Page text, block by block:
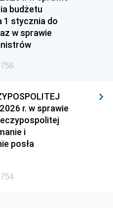
budżetu
1 stycznia do
w sprawie
r. w sprawie
i
posła